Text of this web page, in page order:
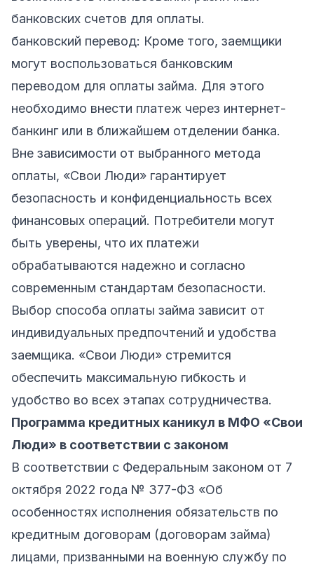
банковских счетов для оплаты.
банковский перевод: Кроме того, заемщики
могут воспользоваться банковским
переводом для оплаты займа. Для этого
необходимо внести платеж через интернет-
банкинг или в ближайшем отделении банка.
Вне зависимости от выбранного метода
оплаты, «Свои Люди» гарантирует
безопасность и конфиденциальность всех
финансовых операций. Потребители могут
быть уверены, что их платежи
обрабатываются надежно и согласно
современным стандартам безопасности.
Выбор способа оплаты займа зависит от
индивидуальных предпочтений и удобства
заемщика. «Свои Люди» стремится
обеспечить максимальную гибкость и
удобство во всех этапах сотрудничества.
Программа кредитных каникул в МФО «Свои
Люди» в соответствии с законом
В соответствии с Федеральным законом от 7
октября 2022 года № 377-ФЗ «Об
особенностях исполнения обязательств по
кредитным договорам (договорам займа)
лицами, призванными на военную службу по